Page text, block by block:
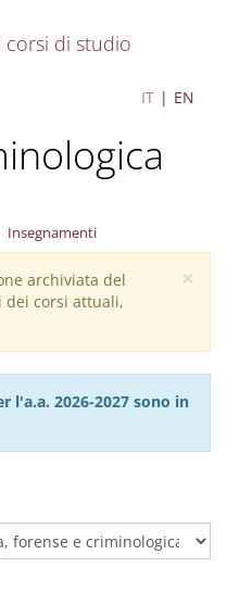
corsi di studio
IT EN
Insegnamenti
×
archiviata del
dei corsi attuali,
l'a.a. 2026-2027 sono in